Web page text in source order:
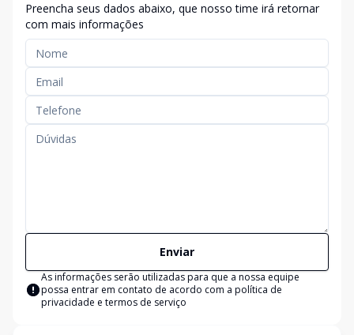
Preencha seus dados abaixo, que nosso time irá retornar
com mais informações
Enviar
As informações serão utilizadas para que a nossa equipe
possa entrar em contato de acordo com a política de
privacidade e termos de serviço